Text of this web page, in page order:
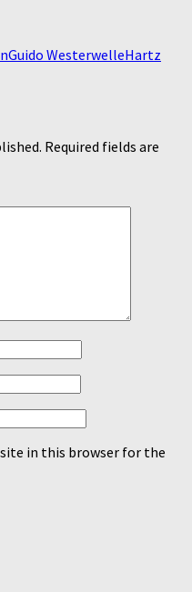
Guido WesterwelleHartz
Required fields are
in this browser for the